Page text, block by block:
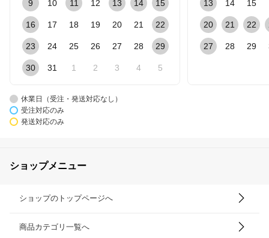
9 10 11 12 13 14 15
16 17 18 19 20 21 22
23 24 25 26 27 28 29
30 31 1 2 3 4 5
13 14 15
20 21 22
27 28 29
休業日（受注・発送対応なし）
受注対応のみ
発送対応のみ
ショップメニュー
ショップのトップページへ
商品カテゴリ一覧へ